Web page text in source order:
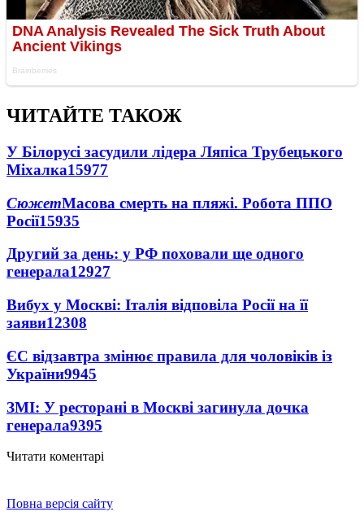
ЧИТАЙТЕ ТАКОЖ
У Білорусі засудили лідера Ляпіса Трубецького
Міхалка15977
СюжетМасова смерть на пляжі. Робота ППО
Росії15935
Другий за день: у РФ поховали ще одного
генерала12927
Вибух у Москві: Італія відповіла Росії на її
заяви12308
ЄС відзавтра змінює правила для чоловіків із
України9945
ЗМІ: У ресторані в Москві загинула дочка
генерала9395
Читати коментарі
Повна версія сайту